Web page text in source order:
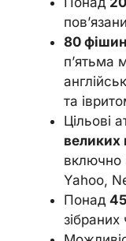
80
п’ятьма
та
Цільові
великих
включно
Yahoo,
Понад